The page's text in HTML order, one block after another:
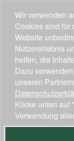
Wir verwenden
Cookies sind für
Website
Nutzererlebnis
helfen, die
Dazu
unseren
Klicke unten auf
Verwendung